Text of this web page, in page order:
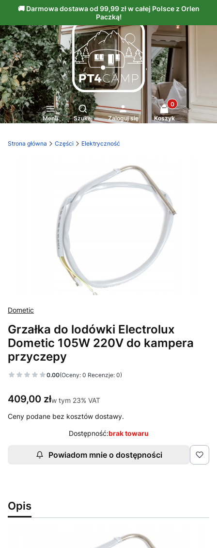
Menu
Otwórz wyszukiwarkę
Szukaj Zaloguj się
Produkty w
Koszyk
Strona główna Części Elektryczność
Dometic
Grzałka do lodówki Electrolux
Dometic 105W 220V do kampera
przyczepy
0.00(Oceny: 0 Recenzje: 0)
Cena
409,00 złw tym 23% VAT
w tym 23% VAT
Ceny podane bez kosztów dostawy.
Dostępność:brak towaru
Powiadom mnie o dostępności
Opis